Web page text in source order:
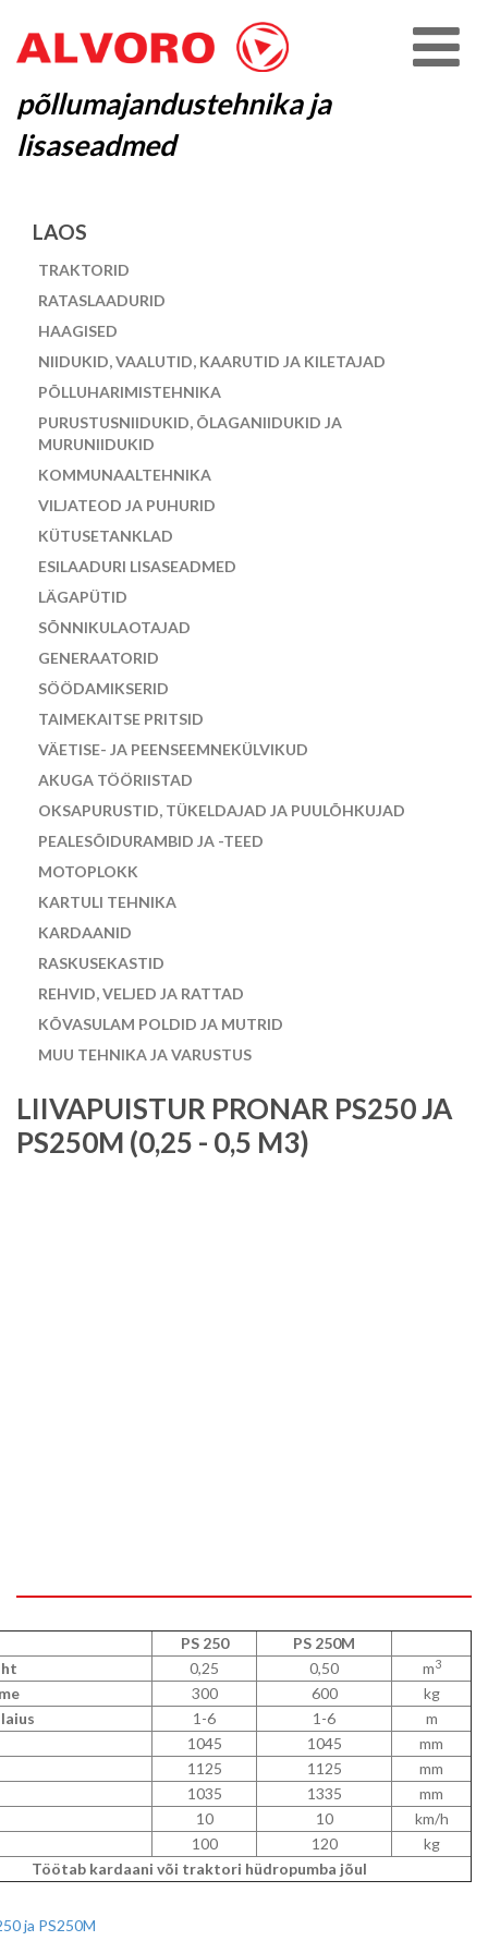
põllumajandustehnika ja
lisaseadmed
LAOS
TRAKTORID
RATASLAADURID
HAAGISED
NIIDUKID, VAALUTID, KAARUTID JA KILETAJAD
PÕLLUHARIMISTEHNIKA
PURUSTUSNIIDUKID, ÕLAGANIIDUKID JA
MURUNIIDUKID
KOMMUNAALTEHNIKA
VILJATEOD JA PUHURID
KÜTUSETANKLAD
ESILAADURI LISASEADMED
LÄGAPÜTID
SÕNNIKULAOTAJAD
GENERAATORID
SÖÖDAMIKSERID
TAIMEKAITSE PRITSID
VÄETISE- JA PEENSEEMNEKÜLVIKUD
AKUGA TÖÖRIISTAD
OKSAPURUSTID, TÜKELDAJAD JA PUULÕHKUJAD
PEALESÕIDURAMBID JA -TEED
MOTOPLOKK
KARTULI TEHNIKA
KARDAANID
RASKUSEKASTID
REHVID, VELJED JA RATTAD
KÕVASULAM POLDID JA MUTRID
MUU TEHNIKA JA VARUSTUS
LIIVAPUISTUR PRONAR PS250 JA
PS250M (0,25 - 0,5 M3)
PS 250
PS 250M
0,25 0,50 m3
300 600
kg
1-6 1-6
m
1045
1045
mm
1125
1125
mm
1035
1335
mm
10
10
km/h
100
120
kg
Töötab kardaani või traktori hüdropumba jõul
ja PS250M